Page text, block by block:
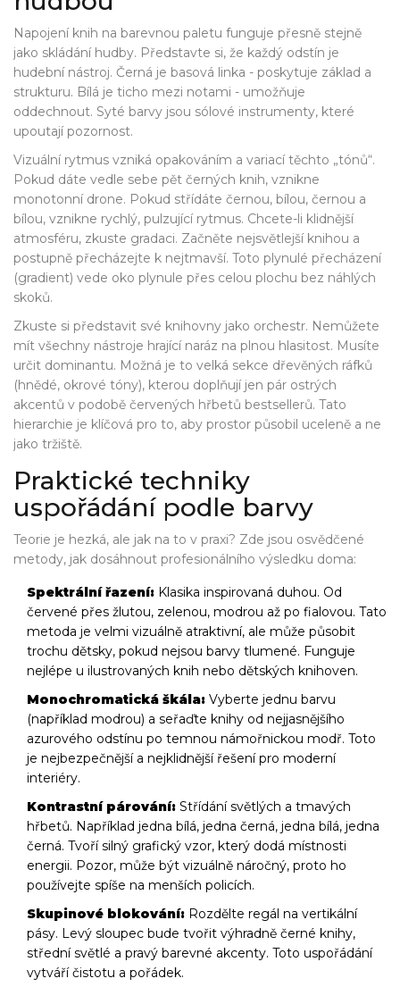
Napojení knih na barevnou paletu funguje přesně stejně
jako skládání hudby. Představte si, že každý odstín je
hudební nástroj. Černá je basová linka - poskytuje základ a
strukturu. Bílá je ticho mezi notami - umožňuje
oddechnout. Syté barvy jsou sólové instrumenty, které
upoutají pozornost.
Vizuální rytmus vzniká opakováním a variací těchto „tónů“.
Pokud dáte vedle sebe pět černých knih, vznikne
monotonní drone. Pokud střídáte černou, bílou, černou a
bílou, vznikne rychlý, pulzující rytmus. Chcete-li klidnější
atmosféru, zkuste gradaci. Začněte nejsvětlejší knihou a
postupně přecházejte k nejtmavší. Toto plynulé přecházení
(gradient) vede oko plynule přes celou plochu bez náhlých
skoků.
Zkuste si představit své knihovny jako orchestr. Nemůžete
mít všechny nástroje hrající naráz na plnou hlasitost. Musíte
určit dominantu. Možná je to velká sekce dřevěných ráfků
(hnědé, okrové tóny), kterou doplňují jen pár ostrých
akcentů v podobě červených hřbetů bestsellerů. Tato
hierarchie je klíčová pro to, aby prostor působil uceleně a ne
jako tržiště.
Praktické techniky
uspořádání podle barvy
Teorie je hezká, ale jak na to v praxi? Zde jsou osvědčené
metody, jak dosáhnout profesionálního výsledku doma:
Spektrální řazení: Klasika inspirovaná duhou. Od
červené přes žlutou, zelenou, modrou až po fialovou. Tato
metoda je velmi vizuálně atraktivní, ale může působit
trochu dětsky, pokud nejsou barvy tlumené. Funguje
nejlépe u ilustrovaných knih nebo dětských knihoven.
Monochromatická škála: Vyberte jednu barvu
(například modrou) a seřaďte knihy od nejjasnějšího
azurového odstínu po temnou námořnickou modř. Toto
je nejbezpečnější a nejklidnější řešení pro moderní
interiéry.
Kontrastní párování: Střídání světlých a tmavých
hřbetů. Například jedna bílá, jedna černá, jedna bílá, jedna
černá. Tvoří silný grafický vzor, který dodá místnosti
energii. Pozor, může být vizuálně náročný, proto ho
používejte spíše na menších policích.
Skupinové blokování: Rozdělte regál na vertikální
pásy. Levý sloupec bude tvořit výhradně černé knihy,
střední světlé a pravý barevné akcenty. Toto uspořádání
vytváří čistotu a pořádek.